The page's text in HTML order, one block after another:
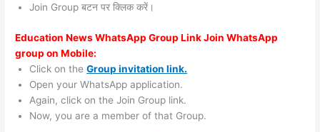
Join Group बटन पर क्लिक करें।
Education News WhatsApp Group Link Join WhatsApp
group on Mobile:
Click on theGroup invitation link.
Open your WhatsApp application.
Again, click on the Join Group link.
Now, you are a member of that Group.